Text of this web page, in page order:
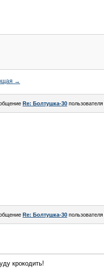
→
Re: Болтушка-30 пользователя
Re: Болтушка-30 пользователя
крокодить!